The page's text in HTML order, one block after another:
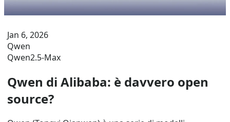
Jan 6, 2026
Qwen
Qwen2.5-Max
Qwen di Alibaba: è davvero open
source?